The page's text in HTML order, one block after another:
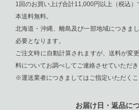
1回のお買い上げ合計11,000円以上（税込
本送料無料。
北海道・沖縄、離島及び一部地域につきま
必要となります。
ご注文時に自動計算されますが、送料が変
料についてお調べしてご連絡させていただき
※運送業者につきましてはご指定いただくこ
お届け日・返品に